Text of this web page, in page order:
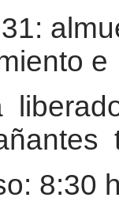
8:30